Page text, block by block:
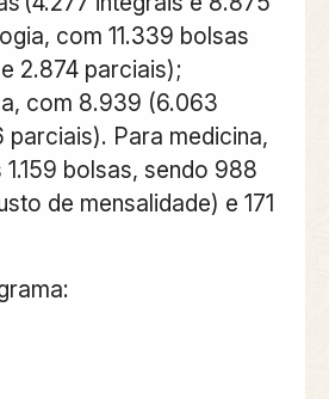
com 11.339 bolsas
2.874 parciais);
com 8.939 (6.063
parciais). Para medicina,
bolsas, sendo 988
de mensalidade) e 171